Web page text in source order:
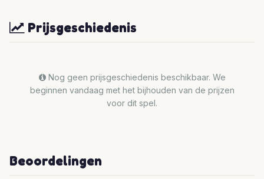
Prijsgeschiedenis
Nog geen prijsgeschiedenis beschikbaar. We
beginnen vandaag met het bijhouden van de prijzen
voor dit spel.
Beoordelingen